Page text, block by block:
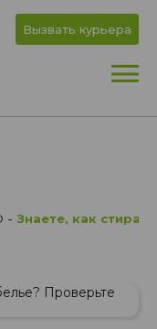
Вызвать курьера
Знаете, как